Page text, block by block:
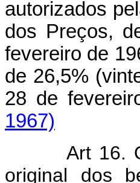
autorizados
dos Preços,
fevereiro de
de 26,5%
28 de
1967)
Art 16.
original dos